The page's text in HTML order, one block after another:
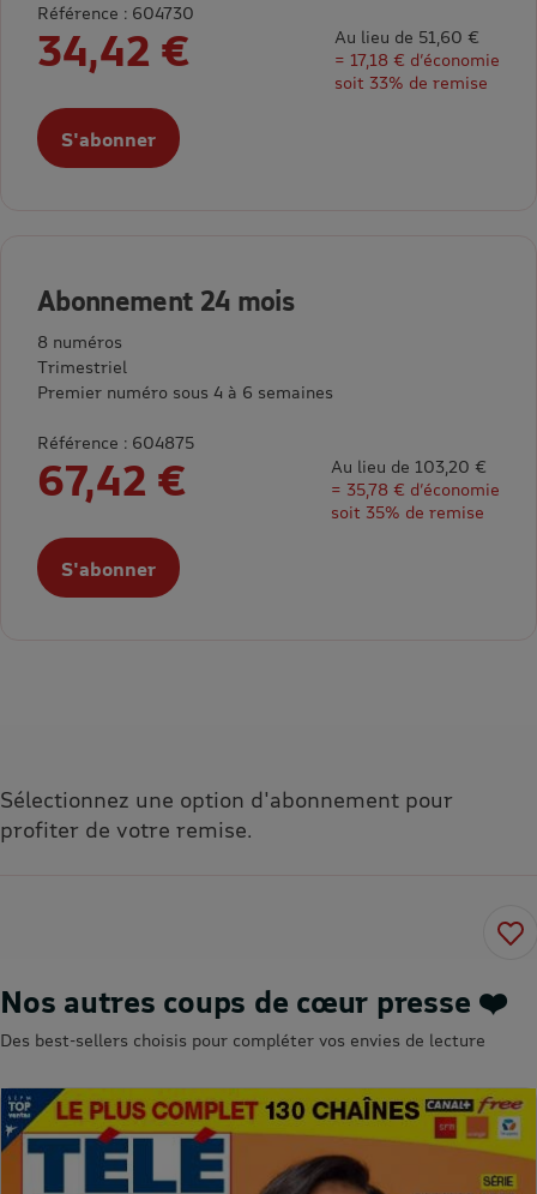
Référence : 604730
34,42 €
Au lieu de 51,60 €
= 17,18 € d’économie
soit 33% de remise
S'abonner
Abonnement 24 mois
8 numéros
Trimestriel
Premier numéro sous 4 à 6 semaines
Référence : 604875
67,42 €
Au lieu de 103,20 €
= 35,78 € d’économie
soit 35% de remise
S'abonner
Sélectionnez une option d'abonnement pour
profiter de votre remise.
Nos autres coups de cœur presse ❤️
Des best-sellers choisis pour compléter vos envies de lecture